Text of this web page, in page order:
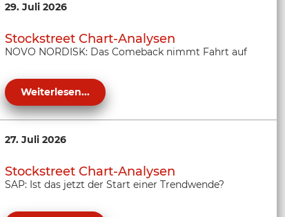
29. Juli 2026
Stockstreet Chart-Analysen
NOVO NORDISK: Das Comeback nimmt Fahrt auf
Weiterlesen...
27. Juli 2026
Stockstreet Chart-Analysen
SAP: Ist das jetzt der Start einer Trendwende?